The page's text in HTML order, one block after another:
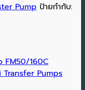
Pump ป้ายกำกับ:
FM50/160C
Transfer Pumps